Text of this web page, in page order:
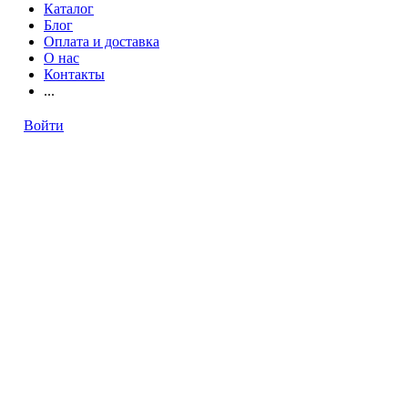
Каталог
Блог
Оплата и доставка
О нас
Контакты
...
Войти